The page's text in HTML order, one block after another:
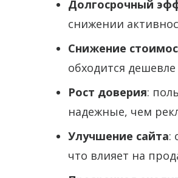
Долгосрочный
снижении
Снижение
обходится
Рост доверия:
надежные, чем
Улучшение сайта:
что влияет на